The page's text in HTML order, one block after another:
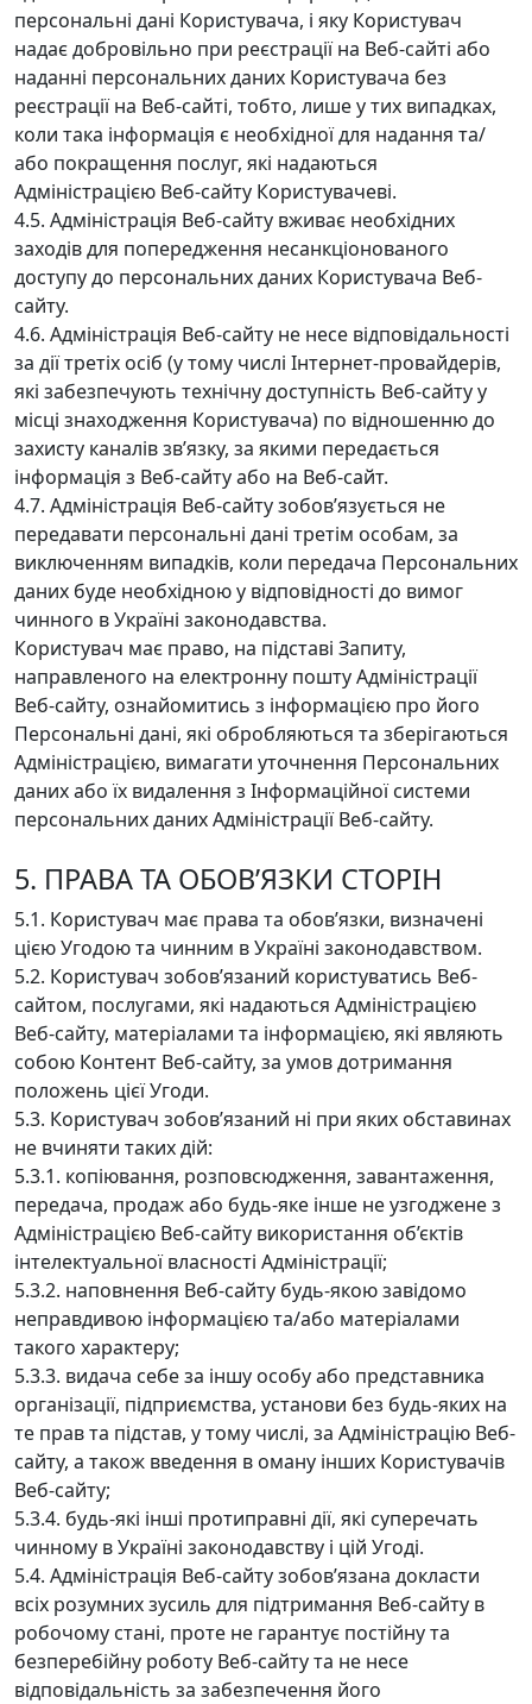
персональні дані Користувача, і яку Користувач
надає добровільно при реєстрації на Веб-сайті або
наданні персональних даних Користувача без
реєстрації на Веб-сайті, тобто, лише у тих випадках,
коли така інформація є необхідної для надання та/
або покращення послуг, які надаються
Адміністрацією Веб-сайту Користувачеві.
4.5. Адміністрація Веб-сайту вживає необхідних
заходів для попередження несанкціонованого
доступу до персональних даних Користувача Веб-
сайту.
4.6. Адміністрація Веб-сайту не несе відповідальності
за дії третіх осіб (у тому числі Інтернет-провайдерів,
які забезпечують технічну доступність Веб-сайту у
місці знаходження Користувача) по відношенню до
захисту каналів зв’язку, за якими передається
інформація з Веб-сайту або на Веб-сайт.
4.7. Адміністрація Веб-сайту зобов’язується не
передавати персональні дані третім особам, за
виключенням випадків, коли передача Персональних
даних буде необхідною у відповідності до вимог
чинного в Україні законодавства.
Користувач має право, на підставі Запиту,
направленого на електронну пошту Адміністрації
Веб-сайту, ознайомитись з інформацією про його
Персональні дані, які обробляються та зберігаються
Адміністрацією, вимагати уточнення Персональних
даних або їх видалення з Інформаційної системи
персональних даних Адміністрації Веб-сайту.
5. ПРАВА ТА ОБОВ’ЯЗКИ СТОРІН
5.1. Користувач має права та обов’язки, визначені
цією Угодою та чинним в Україні законодавством.
5.2. Користувач зобов’язаний користуватись Веб-
сайтом, послугами, які надаються Адміністрацією
Веб-сайту, матеріалами та інформацією, які являють
собою Контент Веб-сайту, за умов дотримання
положень цієї Угоди.
5.3. Користувач зобов’язаний ні при яких обставинах
не вчиняти таких дій:
5.3.1. копіювання, розповсюдження, завантаження,
передача, продаж або будь-яке інше не узгоджене з
Адміністрацією Веб-сайту використання об’єктів
інтелектуальної власності Адміністрації;
5.3.2. наповнення Веб-сайту будь-якою завідомо
неправдивою інформацією та/або матеріалами
такого характеру;
5.3.3. видача себе за іншу особу або представника
організації, підприємства, установи без будь-яких на
те прав та підстав, у тому числі, за Адміністрацію Веб-
сайту, а також введення в оману інших Користувачів
Веб-сайту;
5.3.4. будь-які інші протиправні дії, які суперечать
чинному в Україні законодавству і цій Угоді.
5.4. Адміністрація Веб-сайту зобов’язана докласти
всіх розумних зусиль для підтримання Веб-сайту в
робочому стані, проте не гарантує постійну та
безперебійну роботу Веб-сайту та не несе
відповідальність за забезпечення його